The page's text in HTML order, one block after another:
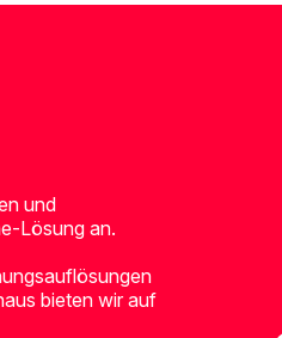
und
Lösung an.
bieten wir auf